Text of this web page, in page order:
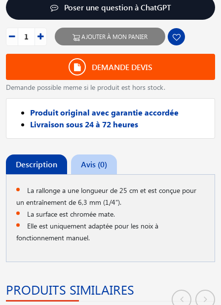
Poser une question à ChatGPT
AJOUTER À MON PANIER
DEMANDE DEVIS
Demande possible meme si le produit est hors stock.
Produit original avec garantie accordée
Livraison sous 24 à 72 heures
Description Avis (0)
La rallonge a une longueur de 25 cm et est conçue pour
un entraînement de 6,3 mm (1/4“).
La surface est chromée mate.
Elle est uniquement adaptée pour les noix à
fonctionnement manuel.
PRODUITS SIMILAIRES